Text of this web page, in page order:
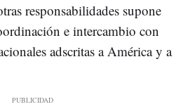
responsabilidades supone
e intercambio con
adscritas a América y a